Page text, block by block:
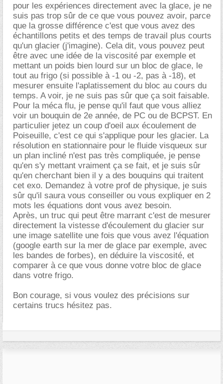
pour les expériences directement avec la glace, je ne
suis pas trop sûr de ce que vous pouvez avoir, parce
que la grosse différence c'est que vous avez des
échantillons petits et des temps de travail plus courts
qu'un glacier (j'imagine). Cela dit, vous pouvez peut
être avec une idée de la viscosité par exemple et
mettant un poids bien lourd sur un bloc de glace, le
tout au frigo (si possible à -1 ou -2, pas à -18), et
mesurer ensuite l'aplatissement du bloc au cours du
temps. A voir, je ne suis pas sûr que ça soit faisable.
Pour la méca flu, je pense qu'il faut que vous alliez
voir un bouquin de 2e année, de PC ou de BCPST. En
particulier jetez un coup d'oeil aux écoulement de
Poiseuille, c'est ce qui s'applique pour les glacier. La
résolution en stationnaire pour le fluide visqueux sur
un plan incliné n'est pas très compliquée, je pense
qu'en s'y mettant vraiment ça se fait, et je suis sûr
qu'en cherchant bien il y a des bouquins qui traitent
cet exo. Demandez à votre prof de physique, je suis
sûr qu'il saura vous conseiller ou vous expliquer en 2
mots les équations dont vous avez besoin.
Après, un truc qui peut être marrant c'est de mesurer
directement la vistesse d'écoulement du glacier sur
une image satellite une fois que vous avez l'équation
(google earth sur la mer de glace par exemple, avec
les bandes de forbes), en déduire la viscosité, et
comparer à ce que vous donne votre bloc de glace
dans votre frigo.
Bon courage, si vous voulez des précisions sur
certains trucs hésitez pas.